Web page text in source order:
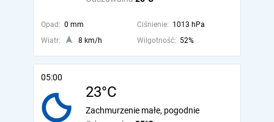
Opad: 0 mm Ciśnienie: 1013 hPa
Wiatr:
8 km/h Wilgotność: 52%
05:00
23°C
Zachmurzenie małe, pogodnie